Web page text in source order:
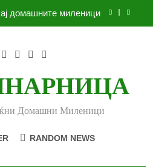
домашните миленици
кај кучиња и мачки |
Домашни Миленици
RANDOM NEWS